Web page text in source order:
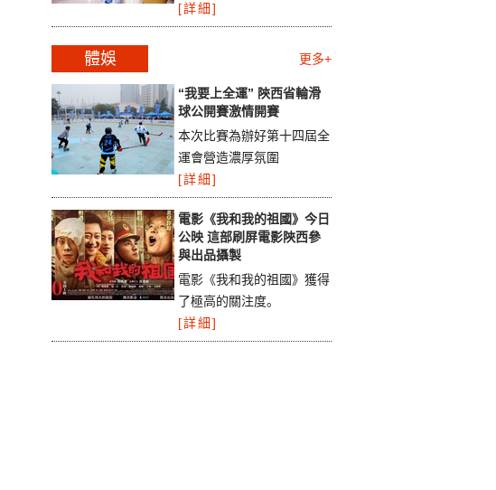
[詳細]
體娛 更多+
“我要上全運” 陝西省輪滑
球公開賽激情開賽
本次比賽為辦好第十四屆全
運會營造濃厚氛圍
[詳細]
電影《我和我的祖國》今日
公映 這部刷屏電影陝西參
與出品攝製
電影《我和我的祖國》獲得
了極高的關注度。
[詳細]